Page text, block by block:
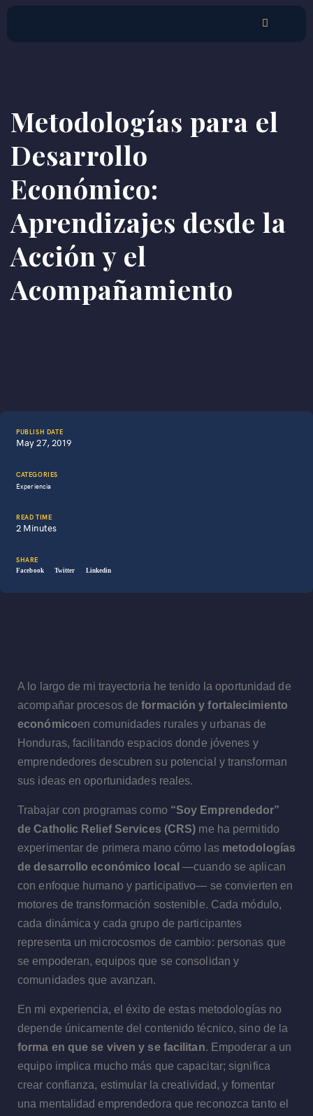
Metodologías para el
Desarrollo
Económico:
Aprendizajes desde la
Acción y el
Acompañamiento
PUBLISH DATE
May 27, 2019
CATEGORIES
Experiencia
READ TIME
2 Minutes
SHARE
Facebook Twitter Linkedin
A lo largo de mi trayectoria he tenido la oportunidad de
acompañar procesos deformación y fortalecimiento
económicoen comunidades rurales y urbanas de
Honduras, facilitando espacios donde jóvenes y
emprendedores descubren su potencial y transforman
sus ideas en oportunidades reales.
Trabajar con programas como “Soy Emprendedor”
de Catholic Relief Services (CRS) me ha permitido
experimentar de primera mano cómo las metodologías
de desarrollo económico local —cuando se aplican
con enfoque humano y participativo— se convierten en
motores de transformación sostenible. Cada módulo,
cada dinámica y cada grupo de participantes
representa un microcosmos de cambio: personas que
se empoderan, equipos que se consolidan y
comunidades que avanzan.
En mi experiencia, el éxito de estas metodologías no
depende únicamente del contenido técnico, sino de la
forma en que se viven y se facilitan. Empoderar a un
equipo implica mucho más que capacitar; significa
crear confianza, estimular la creatividad, y fomentar
una mentalidad emprendedora que reconozca tanto el